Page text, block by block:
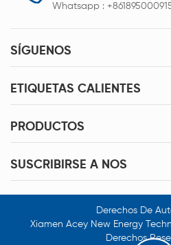
Whatsapp :
SÍGUENOS
ETIQUETAS CALIENTES
PRODUCTOS
SUSCRIBIRSE A NOS
Derechos De
Xiamen Acey New Energy
Derechos